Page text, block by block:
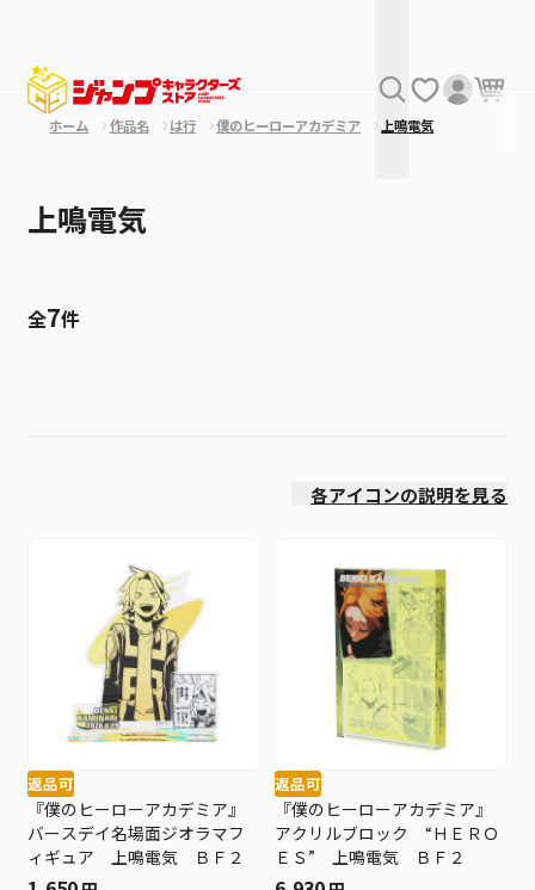
ホーム 作品名 は行 僕のヒーローアカデミア 上鳴電気
上鳴電気
全7件
各アイコンの説明を見る
返品可
『僕のヒーローアカデミア』
バースデイ名場面ジオラマフ
ィギュア 上鳴電気 ＢＦ２
返品可
『僕のヒーローアカデミア』
アクリルブロック “ＨＥＲＯ
ＥＳ” 上鳴電気 ＢＦ２